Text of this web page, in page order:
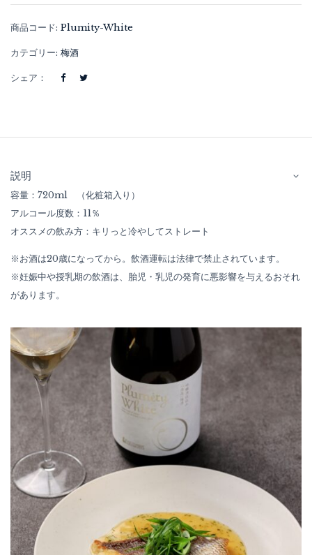
商品コード: Plumity-White
カテゴリー: 梅酒
シェア：
説明
容量：720ml （化粧箱入り）
アルコール度数：11％
オススメの飲み方：キリっと冷やしてストレート
※お酒は20歳になってから。飲酒運転は法律で禁止されています。
※妊娠中や授乳期の飲酒は、胎児・乳児の発育に悪影響を与えるおそれ
があります。